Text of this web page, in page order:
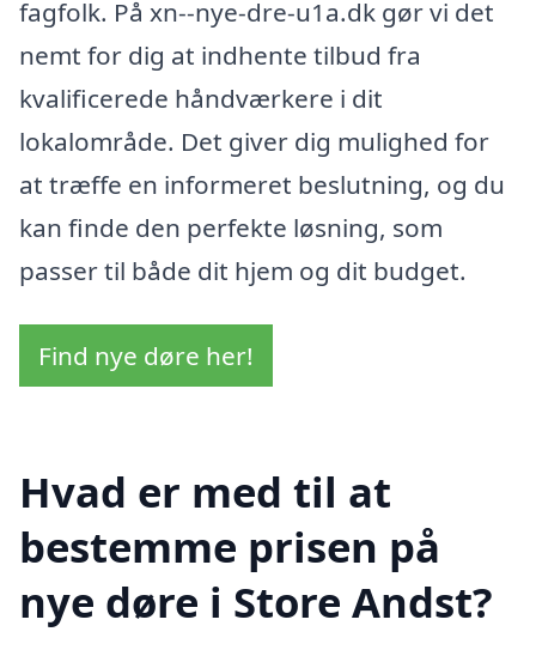
fagfolk. På xn--nye-dre-u1a.dk gør vi det
nemt for dig at indhente tilbud fra
kvalificerede håndværkere i dit
lokalområde. Det giver dig mulighed for
at træffe en informeret beslutning, og du
kan finde den perfekte løsning, som
passer til både dit hjem og dit budget.
Find nye døre her!
Hvad er med til at
bestemme prisen på
nye døre i Store Andst?